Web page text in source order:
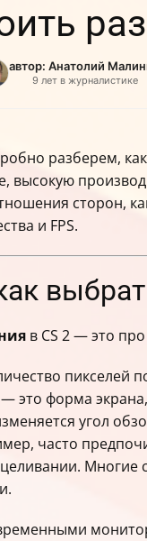
автор: Анатолий
9 лет в журналистике
разберем,
высокую
сторон,
и FPS.
в CS 2 — это
пикселей
— это форма
угол
часто
Многие